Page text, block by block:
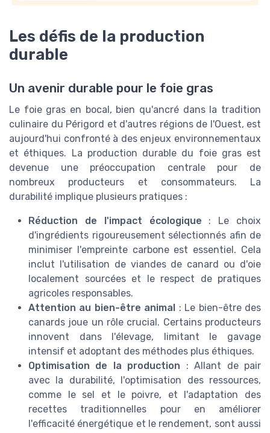
Les défis de la production
durable
Un avenir durable pour le foie gras
Le foie gras en bocal, bien qu'ancré dans la tradition
culinaire du Périgord et d'autres régions de l'Ouest, est
aujourd'hui confronté à des enjeux environnementaux
et éthiques. La production durable du foie gras est
devenue une préoccupation centrale pour de
nombreux producteurs et consommateurs. La
durabilité implique plusieurs pratiques :
Réduction de l'impact écologique : Le choix
d'ingrédients rigoureusement sélectionnés afin de
minimiser l'empreinte carbone est essentiel. Cela
inclut l'utilisation de viandes de canard ou d'oie
localement sourcées et le respect de pratiques
agricoles responsables.
Attention au bien-être animal
: Le bien-être des
canards joue un rôle crucial. Certains producteurs
innovent dans l'élevage, limitant le gavage
intensif et adoptant des méthodes plus éthiques.
Optimisation de la production : Allant de pair
avec la durabilité, l'optimisation des ressources,
comme le sel et le poivre, et l'adaptation des
recettes traditionnelles pour en améliorer
l'efficacité énergétique et le rendement, sont aussi